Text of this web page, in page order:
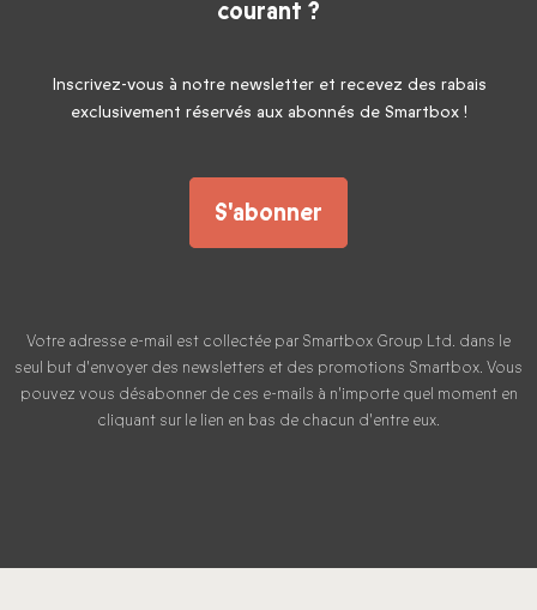
courant ?
Inscrivez-vous à notre newsletter et recevez des rabais
exclusivement réservés aux abonnés de Smartbox !
S'abonner
Votre adresse e-mail est collectée par Smartbox Group Ltd. dans le
seul but d'envoyer des newsletters et des promotions Smartbox. Vous
pouvez vous désabonner de ces e-mails à n'importe quel moment en
cliquant sur le lien en bas de chacun d'entre eux.